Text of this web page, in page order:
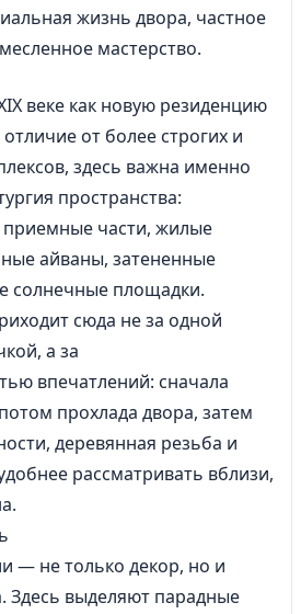
жизнь двора, частное
мастерство.
веке как новую резиденцию
от более строгих и
здесь важна именно
пространства:
приемные части, жилые
айваны, затененные
солнечные площадки.
сюда не за одной
а за
впечатлений: сначала
прохлада двора, затем
деревянная резьба и
рассматривать вблизи,
— не только декор, но и
Здесь выделяют парадные